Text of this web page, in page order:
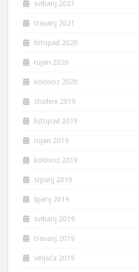
svibanj 2021
travanj 2021
listopad 2020
rujan 2020
kolovoz 2020
studeni 2019
listopad 2019
rujan 2019
kolovoz 2019
srpanj 2019
lipanj 2019
svibanj 2019
travanj 2019
veljača 2019